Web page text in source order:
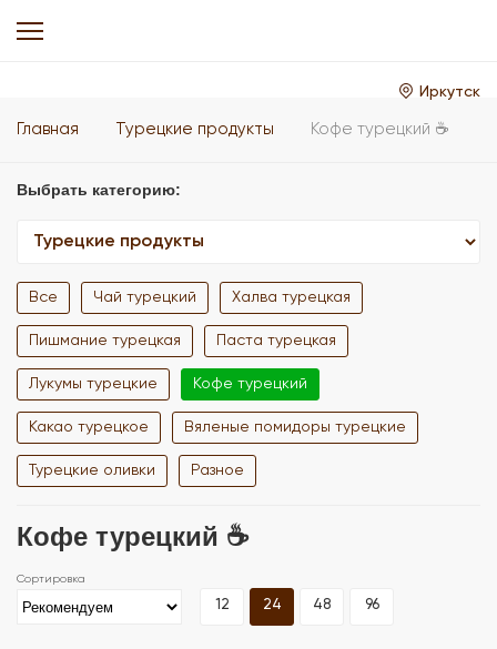
Иркутск
Главная Турецкие продукты Кофе турецкий ☕
Выбрать категорию:
Все Чай турецкий Халва турецкая
Пишмание турецкая Паста турецкая
Лукумы турецкие Кофе турецкий
Какао турецкое Вяленые помидоры турецкие
Турецкие оливки Разное
Кофе турецкий ☕
12 24 48 96